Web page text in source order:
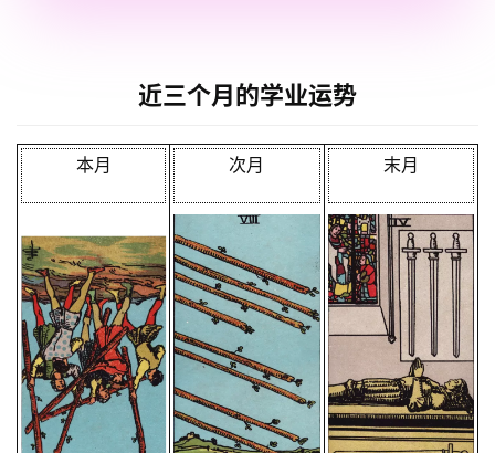
近三个月的学业运势
本月 次月 末月